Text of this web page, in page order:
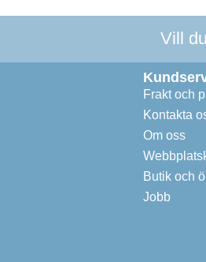
Vill
Frakt och
Kontakta
Om oss
Butik och
Jobb